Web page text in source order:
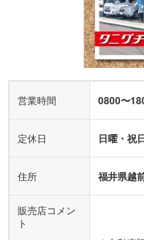
営業時間 0800〜
定休日 日曜・祝
住所 福井県越
販売店コメン
ト